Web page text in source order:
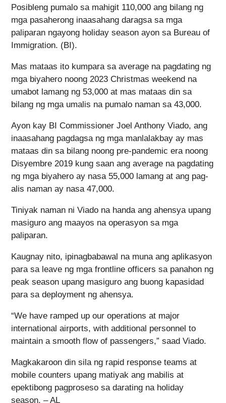
Posibleng pumalo sa mahigit 110,000 ang bilang ng
mga pasaherong inaasahang daragsa sa mga
paliparan ngayong holiday season ayon sa Bureau of
Immigration. (BI).
Mas mataas ito kumpara sa average na pagdating ng
mga biyahero noong 2023 Christmas weekend na
umabot lamang ng 53,000 at mas mataas din sa
bilang ng mga umalis na pumalo naman sa 43,000.
Ayon kay BI Commissioner Joel Anthony Viado, ang
inaasahang pagdagsa ng mga manlalakbay ay mas
mataas din sa bilang noong pre-pandemic era noong
Disyembre 2019 kung saan ang average na pagdating
ng mga biyahero ay nasa 55,000 lamang at ang pag-
alis naman ay nasa 47,000.
Tiniyak naman ni Viado na handa ang ahensya upang
masiguro ang maayos na operasyon sa mga
paliparan.
Kaugnay nito, ipinagbabawal na muna ang aplikasyon
para sa leave ng mga frontline officers sa panahon ng
peak season upang masiguro ang buong kapasidad
para sa deployment ng ahensya.
“We have ramped up our operations at major
international airports, with additional personnel to
maintain a smooth flow of passengers,” saad Viado.
Magkakaroon din sila ng rapid response teams at
mobile counters upang matiyak ang mabilis at
epektibong pagproseso sa darating na holiday
season. – AL